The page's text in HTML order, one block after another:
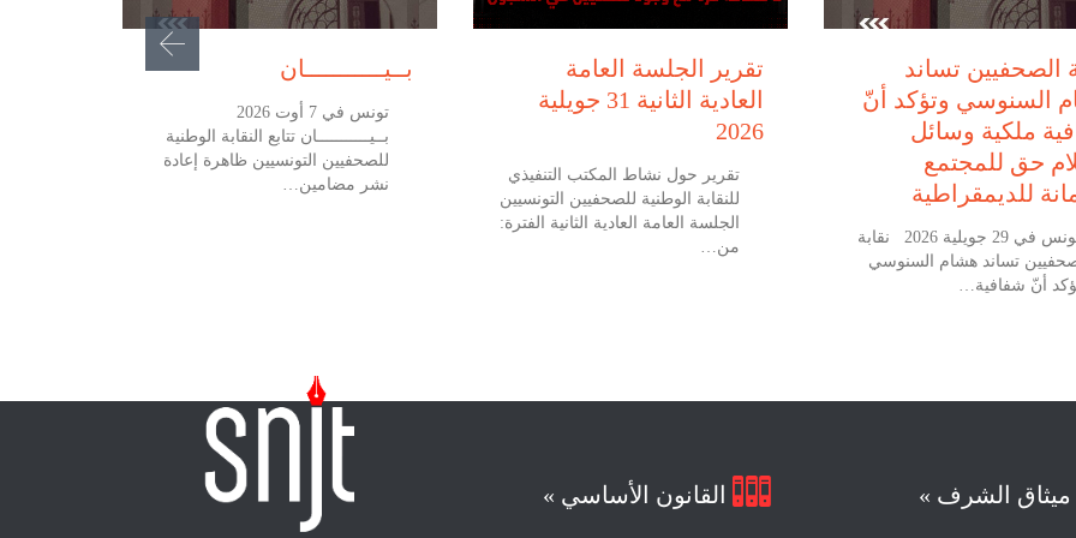
بــيـــــــــــان
تونس في 7 أوت 2026
بــيـــــــــــان تتابع النقابة الوطنية
للصحفيين التونسيين ظاهرة إعادة
نشر مضامين…
تقرير الجلسة العامة
العادية الثانية 31 جويلية
2026
تقرير حول نشاط المكتب التنفيذي
للنقابة الوطنية للصحفيين التونسيين
الجلسة العامة العادية الثانية الفترة:
من…
الصحفيين تساند
السنوسي وتؤكد أنّ
ملكية وسائل
حق للمجتمع
للديمقراطية
تونس في 29 جويلية 2026 نقابة
تساند هشام السنوسي
أنّ شفافية…
 القانون الأساسي » ميثاق الشرف »